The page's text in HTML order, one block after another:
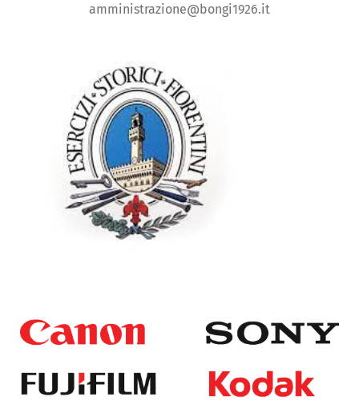
amministrazione@bongi1926.it